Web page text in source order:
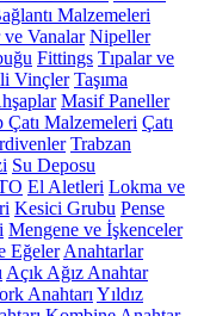
Malzemeleri
Vanalar Nipeller
Fittings Tıpalar ve
Vinçler Taşıma
Masif Paneller
Çatı Malzemeleri Çatı
Trabzan
Su Deposu
El Aletleri Lokma ve
Kesici Grubu Pense
Mengene ve İşkenceler
Eğeler Anahtarlar
Açık Ağız Anahtar
Anahtarı Yıldız